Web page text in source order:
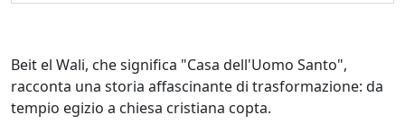
Beit el Wali, che significa "Casa dell'Uomo Santo",
racconta una storia affascinante di trasformazione: da
tempio egizio a chiesa cristiana copta.